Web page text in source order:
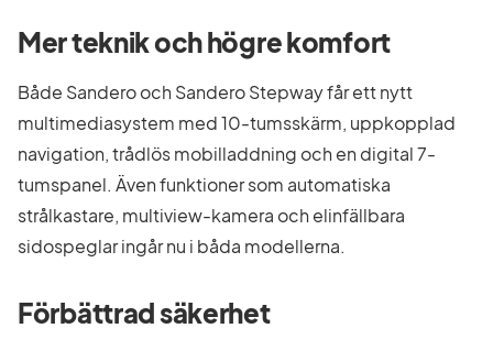
Mer teknik och högre komfort
Både Sandero och Sandero Stepway får ett nytt
multimediasystem med 10-tumsskärm, uppkopplad
navigation, trådlös mobilladdning och en digital 7-
tumspanel. Även funktioner som automatiska
strålkastare, multiview-kamera och elinfällbara
sidospeglar ingår nu i båda modellerna.
Förbättrad säkerhet